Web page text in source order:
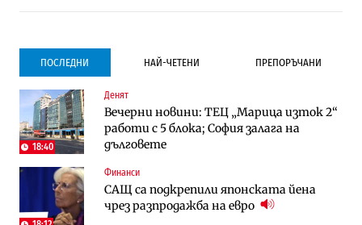
ПОСЛЕДНИ НАЙ-ЧЕТЕНИ ПРЕПОРЪЧАНИ
18:40
Денят
Вечерни новини: ТЕЦ „Марица изток 2“
работи с 5 блока; София залага на
дълговете
Финанси
САЩ са подкрепили японската йена
чрез разпродажба на евро
Градоустройство
Столична община избра изпълнител за
преместването на трамвайното
трасе по бул. „Скобелев“
Компании
Vivacom предлага над 150 устройства с
90% отстъпка през август
Компании
Vivacom предлага над 150 устройства с
90% отстъпка през август
To:know
Последни дни с обозначаване на цените
в лева: Какво предстои?